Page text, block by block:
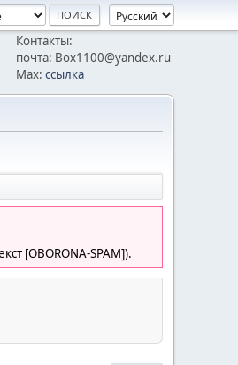
Контакты:
почта: Box1100@yandex.ru
Max: ссылка
[OBORONA-SPAM]).